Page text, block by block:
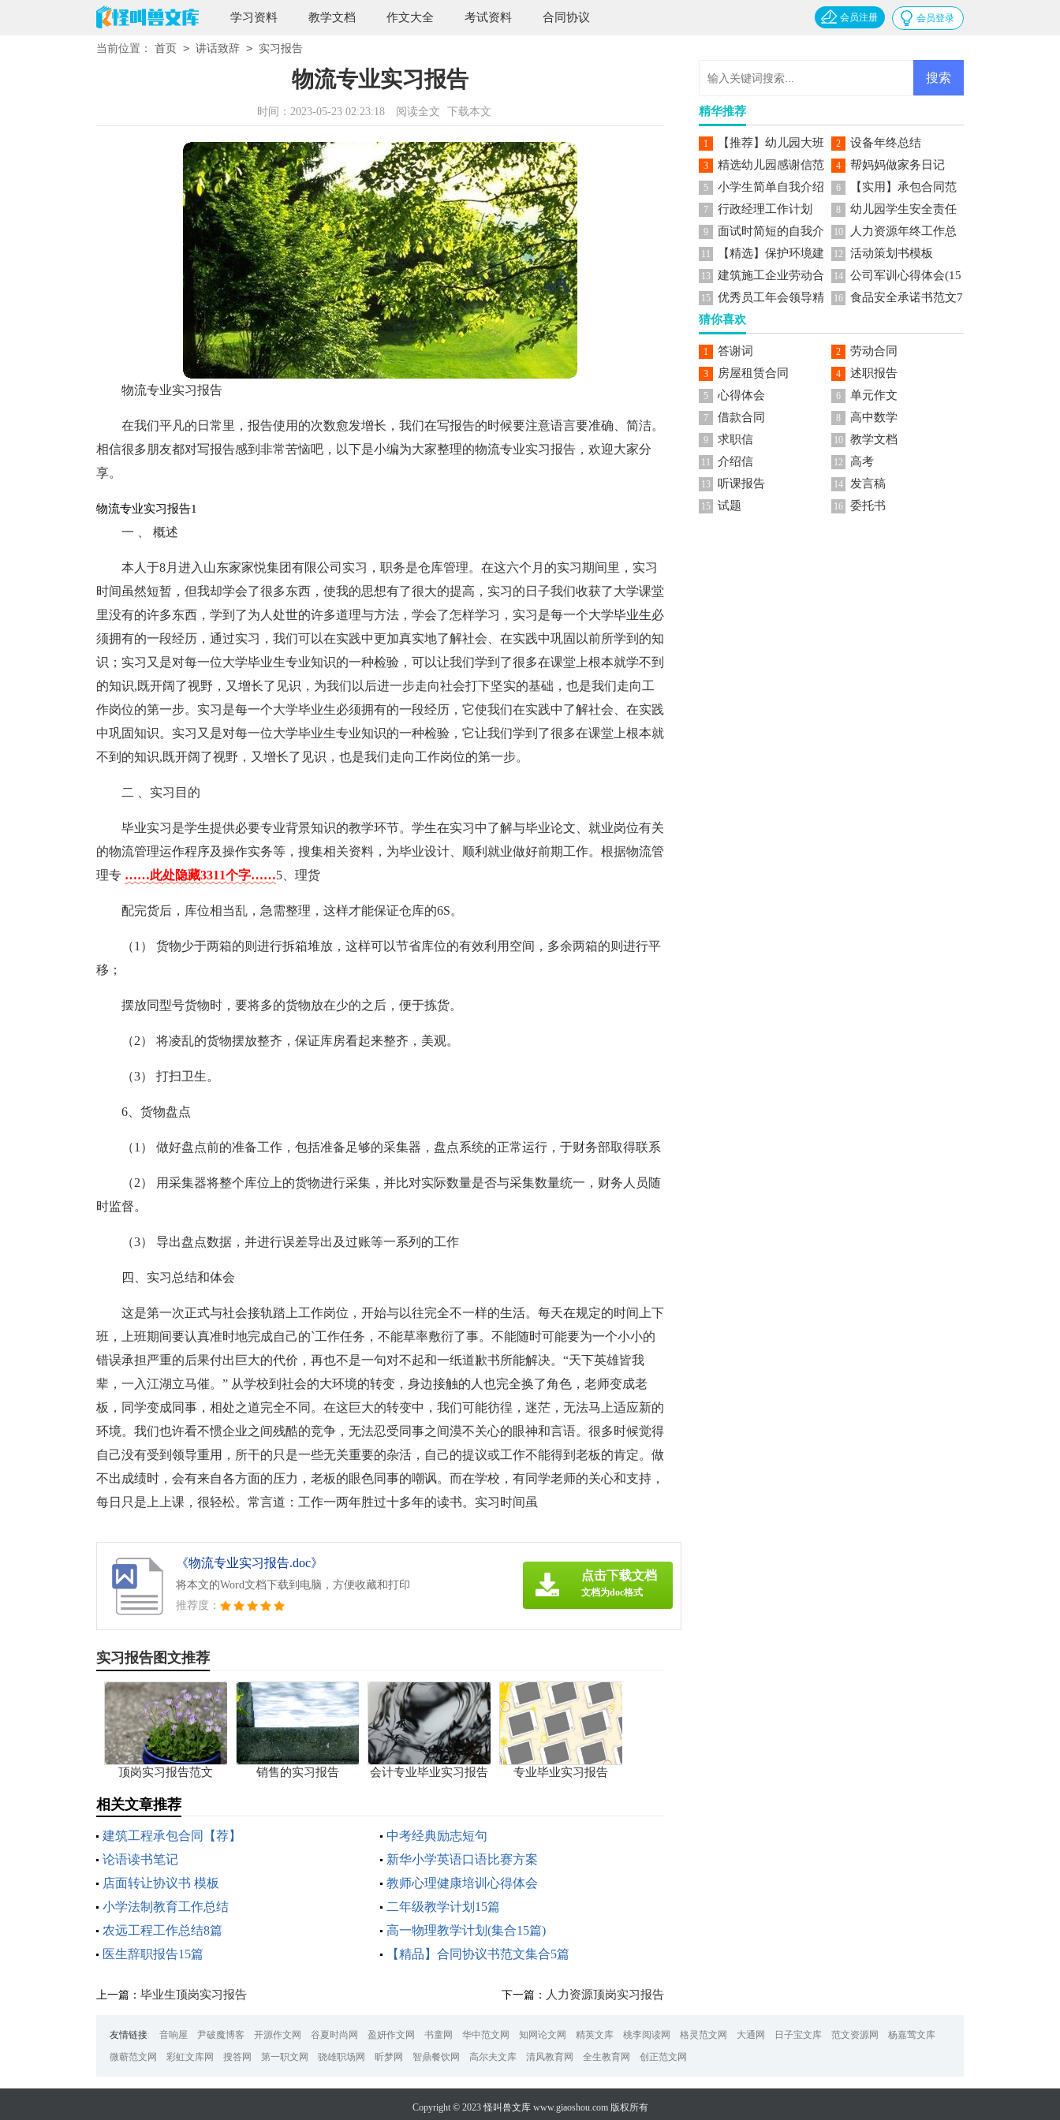
学习资料 教学文档 作文大全 考试资料 合同协议 会员登录
会员注册
当前位置： 首页 > 讲话致辞 > 实习报告
物流专业实习报告
时间：2023-05-23 02:23:18 阅读全文 下载本文
物流专业实习报告
在我们平凡的日常里，报告使用的次数愈发增长，我们在写报告的时候要注意语言要准确、简洁。
相信很多朋友都对写报告感到非常苦恼吧，以下是小编为大家整理的物流专业实习报告，欢迎大家分
享。
物流专业实习报告1
一 、 概述
本人于8月进入山东家家悦集团有限公司实习，职务是仓库管理。在这六个月的实习期间里，实习
时间虽然短暂，但我却学会了很多东西，使我的思想有了很大的提高，实习的日子我们收获了大学课堂
里没有的许多东西，学到了为人处世的许多道理与方法，学会了怎样学习，实习是每一个大学毕业生必
须拥有的一段经历，通过实习，我们可以在实践中更加真实地了解社会、在实践中巩固以前所学到的知
识；实习又是对每一位大学毕业生专业知识的一种检验，可以让我们学到了很多在课堂上根本就学不到
的知识,既开阔了视野，又增长了见识，为我们以后进一步走向社会打下坚实的基础，也是我们走向工
作岗位的第一步。实习是每一个大学毕业生必须拥有的一段经历，它使我们在实践中了解社会、在实践
中巩固知识。实习又是对每一位大学毕业生专业知识的一种检验，它让我们学到了很多在课堂上根本就
不到的知识,既开阔了视野，又增长了见识，也是我们走向工作岗位的第一步。
二 、实习目的
毕业实习是学生提供必要专业背景知识的教学环节。学生在实习中了解与毕业论文、就业岗位有关
的物流管理运作程序及操作实务等，搜集相关资料，为毕业设计、顺利就业做好前期工作。根据物流管
理专 ……此处隐藏3311个字……5、理货
配完货后，库位相当乱，急需整理，这样才能保证仓库的6S。
（1） 货物少于两箱的则进行拆箱堆放，这样可以节省库位的有效利用空间，多余两箱的则进行平
移；
摆放同型号货物时，要将多的货物放在少的之后，便于拣货。
（2） 将凌乱的货物摆放整齐，保证库房看起来整齐，美观。
（3） 打扫卫生。
6、货物盘点
（1） 做好盘点前的准备工作，包括准备足够的采集器，盘点系统的正常运行，于财务部取得联系
（2） 用采集器将整个库位上的货物进行采集，并比对实际数量是否与采集数量统一，财务人员随
时监督。
（3） 导出盘点数据，并进行误差导出及过账等一系列的工作
四、实习总结和体会
这是第一次正式与社会接轨踏上工作岗位，开始与以往完全不一样的生活。每天在规定的时间上下
班，上班期间要认真准时地完成自己的`工作任务，不能草率敷衍了事。不能随时可能要为一个小小的
错误承担严重的后果付出巨大的代价，再也不是一句对不起和一纸道歉书所能解决。“天下英雄皆我
辈，一入江湖立马催。” 从学校到社会的大环境的转变，身边接触的人也完全换了角色，老师变成老
板，同学变成同事，相处之道完全不同。在这巨大的转变中，我们可能彷徨，迷茫，无法马上适应新的
环境。我们也许看不惯企业之间残酷的竞争，无法忍受同事之间漠不关心的眼神和言语。很多时候觉得
自己没有受到领导重用，所干的只是一些无关重要的杂活，自己的提议或工作不能得到老板的肯定。做
不出成绩时，会有来自各方面的压力，老板的眼色同事的嘲讽。而在学校，有同学老师的关心和支持，
每日只是上上课，很轻松。常言道：工作一两年胜过十多年的读书。实习时间虽
《物流专业实习报告.doc》
将本文的Word文档下载到电脑，方便收藏和打印
推荐度：
点击下载文档
文档为doc格式
实习报告图文推荐
顶岗实习报告范文 销售的实习报告
会计专业毕业实习报告
专业毕业实习报告
相关文章推荐
建筑工程承包合同【荐】
中考经典励志短句
论语读书笔记
新华小学英语口语比赛方案
店面转让协议书 模板
教师心理健康培训心得体会
小学法制教育工作总结
二年级教学计划15篇
农远工程工作总结8篇
高一物理教学计划(集合15篇)
医生辞职报告15篇
【精品】合同协议书范文集合5篇
上一篇： 毕业生顶岗实习报告 下一篇： 人力资源顶岗实习报告
精华推荐
1
【推荐】幼儿园大班
美术教案
2 设备年终总结
3
精选幼儿园感谢信范
文七篇
4 帮妈妈做家务日记
5 小学生简单自我介绍 6
【实用】承包合同范
文锦集六篇
7 行政经理工作计划 8
幼儿园学生安全责任
书
9
面试时简短的自我介
绍范文
10
人力资源年终工作总
结
11
【精选】保护环境建
议书作文集锦5篇
12 活动策划书模板
13
建筑施工企业劳动合
同15篇
14
公司军训心得体会(15
篇)
15
优秀员工年会领导精
彩发言稿范文
16
食品安全承诺书范文7
猜你喜欢
1 答谢词 2 劳动合同
3 房屋租赁合同 4 述职报告
5 心得体会 6 单元作文
7 借款合同 8 高中数学
9 求职信 10 教学文档
11 介绍信 12 高考
13 听课报告 14 发言稿
15 试题 16 委托书
友情链接: 音响屋 尹破魔博客 开源作文网 谷夏时尚网 盈妍作文网 书童网 华中范文网 知网论文网 精英文库 桃李阅读网 格灵范文网 大通网 日子宝文库 范文资源网
杨嘉莺文库
微蕲范文网
彩虹文库网 搜答网 第一职文网 骁雄职场网 昕梦网 智鼎餐饮网 高尔夫文库 清风教育网 全生教育网 创正范文网
Copyright © 2023怪叫兽文库www.giaoshou.com 版权所有